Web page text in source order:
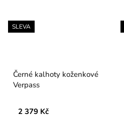
SLEVA
Černé kalhoty koženkové
Verpass
2 379 Kč